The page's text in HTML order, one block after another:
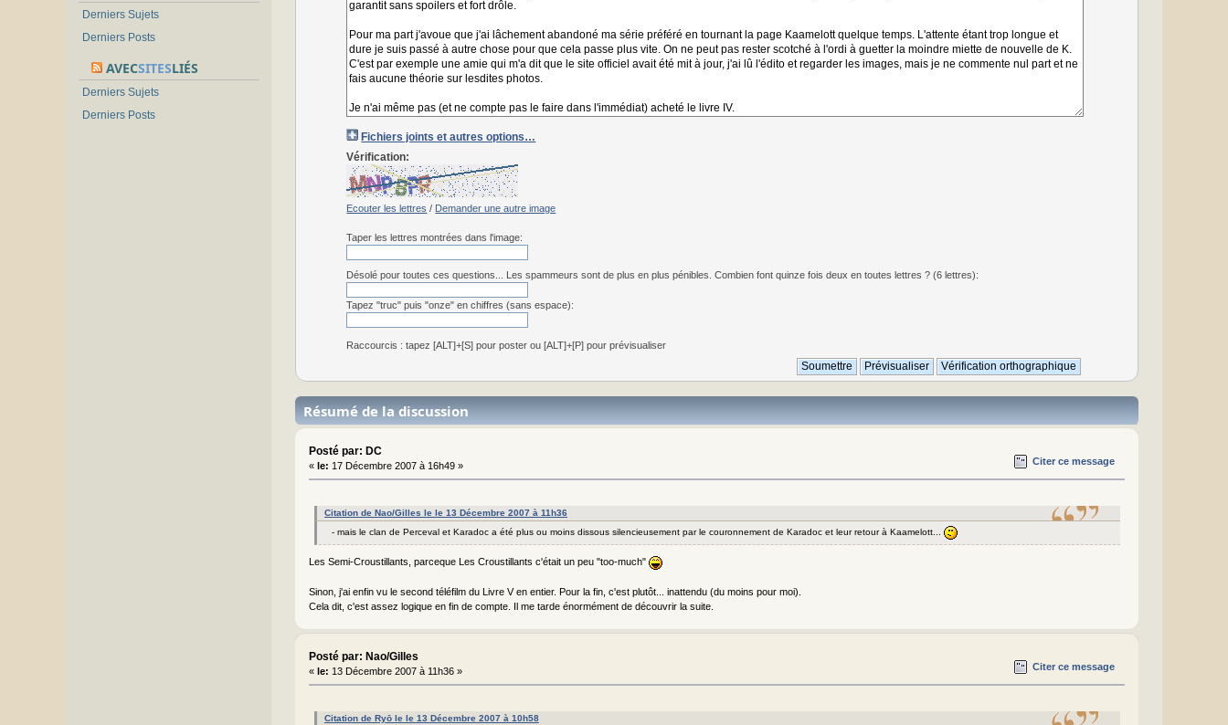
Derniers Sujets
Derniers Posts
AVECSITESLIÉS
Derniers Sujets
Derniers Posts
Fichiers joints et autres options…
Vérification:
Ecouter les lettres / Demander une autre image
Taper les lettres montrées dans l'image:
Désolé pour toutes ces questions... Les spammeurs sont de plus en plus pénibles. Combien font quinze fois deux en toutes lettres ? (6 lettres):
Tapez "truc" puis "onze" en chiffres (sans espace):
Raccourcis : tapez [ALT]+[S] pour poster ou [ALT]+[P] pour prévisualiser
Résumé de la discussion
Posté par: DC
« le: 17 Décembre 2007 à 16h49 » Citer ce message
Citation de Nao/Gilles le le 13 Décembre 2007 à 11h36
- mais le clan de Perceval et Karadoc a été plus ou moins dissous silencieusement par le couronnement de Karadoc et leur retour à Kaamelott...
Les Semi-Croustillants, parceque Les Croustillants c'était un peu "too-much"
Sinon, j'ai enfin vu le second téléfilm du Livre V en entier. Pour la fin, c'est plutôt... inattendu (du moins pour moi).
Cela dit, c'est assez logique en fin de compte. Il me tarde énormément de découvrir la suite.
Posté par: Nao/Gilles
« le: 13 Décembre 2007 à 11h36 » Citer ce message
Citation de Ryō le le 13 Décembre 2007 à 10h58